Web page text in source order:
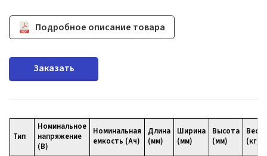
Подробное описание товара
Заказать
Тип
Номинальное
напряжение
(В)
Номинальная
емкость (Ач)
Длина
(мм)
Ширина
(мм)
Высота
(мм)
Вес
(кг)